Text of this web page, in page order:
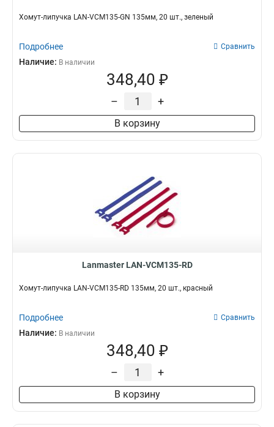
Хомут-липучка LAN-VCM135-GN 135мм, 20 шт., зеленый
Подробнее Сравнить
Наличие: В наличии
348,40 ₽
– +
В корзину
Lanmaster LAN-VCM135-RD
Хомут-липучка LAN-VCM135-RD 135мм, 20 шт., красный
Подробнее Сравнить
Наличие: В наличии
348,40 ₽
– +
В корзину